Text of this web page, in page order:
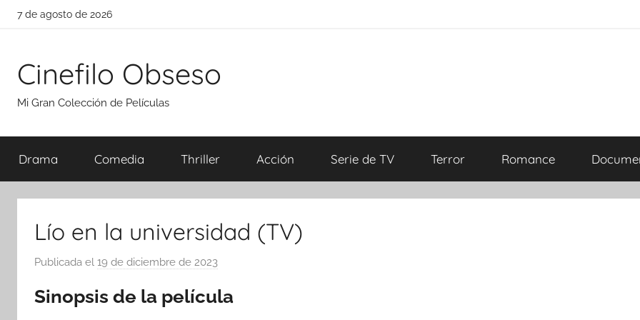
Saltar
7 de agosto de 2026
Cinefilo Obseso
Mi Gran Colección de Películas
Drama Comedia Thriller Acción Serie de TV Terror Romance
Lío en la universidad (TV)
Publicada el 19 de diciembre de 2023
r
Sinopsis de la película